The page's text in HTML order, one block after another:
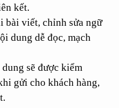
kết.
bài viết, chỉnh sửa ngữ
dung dễ đọc, mạch
sẽ được kiểm
gửi cho khách hàng,